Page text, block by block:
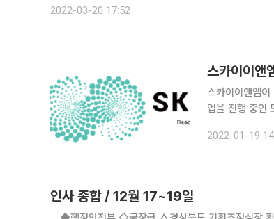
2022-03-20 17:52
스카이이앤엠
업을 진행 중인 모회
2022-01-19
인사 종합 / 12월 17~19일